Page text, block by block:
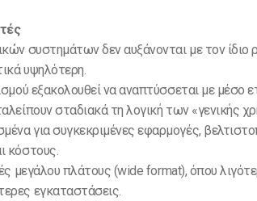
συστημάτων δεν αυξάνονται με τον
υψηλότερη.
εξακολουθεί να αναπτύσσεται με μέσο
σταδιακά τη λογική των «γενικής
για συγκεκριμένες εφαρμογές,
κόστους.
μεγάλου πλάτους (wide format), όπου
εγκαταστάσεις.